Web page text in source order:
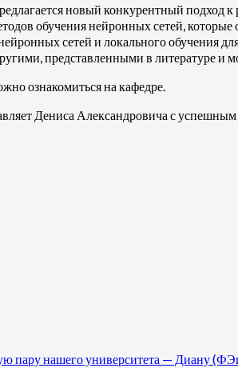
новый конкурентный подход
обучения нейронных сетей,
сетей и локального обучения
представленными в литературе
ознакомиться на кафедре.
Дениса Александровича с
пару нашего университета —